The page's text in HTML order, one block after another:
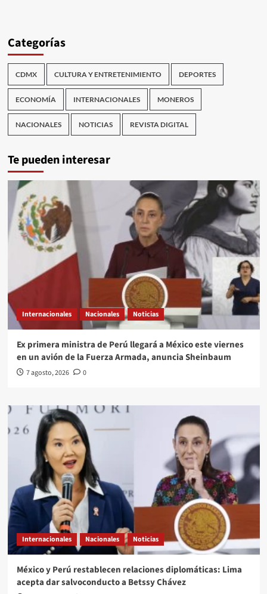
Categorías
CDMX CULTURA Y ENTRETENIMIENTO DEPORTES
ECONOMÍA INTERNACIONALES MONEROS
NACIONALES NOTICIAS REVISTA DIGITAL
Te pueden interesar
Internacionales Nacionales Noticias
Ex primera ministra de Perú llegará a México este viernes
en un avión de la Fuerza Armada, anuncia Sheinbaum
7 agosto, 2026 0
Internacionales Nacionales Noticias
México y Perú restablecen relaciones diplomáticas: Lima
acepta dar salvoconducto a Betssy Chávez